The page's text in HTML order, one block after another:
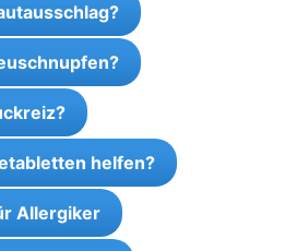
helfen?
Allergiker